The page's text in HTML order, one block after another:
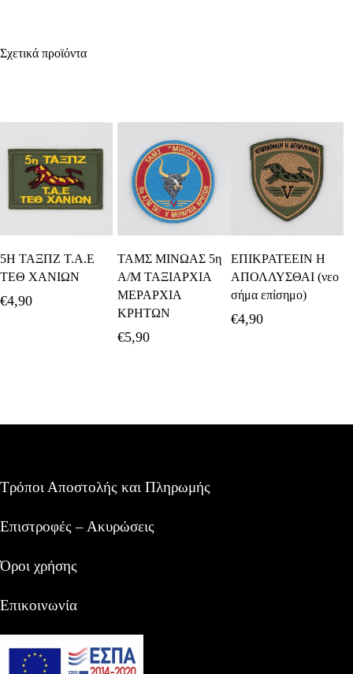
Σχετικά προϊόντα
Καλάθι
5Η ΤΑΞΠΖ Τ.Α.Ε
ΤΕΘ ΧΑΝΙΩΝ
€4,90
Καλάθι
ΤΑΜΣ ΜΙΝΩΑΣ 5η
Α/Μ ΤΑΞΙΑΡΧΙΑ
ΜΕΡΑΡΧΙΑ
ΚΡΗΤΩΝ
€5,90
Καλάθι
ΕΠΙΚΡΑΤΕΕΙΝ Η
ΑΠΟΛΛΥΣΘΑΙ (νεο
σήμα επίσημο)
€4,90
Τρόποι Αποστολής και Πληρωμής
Επιστροφές – Ακυρώσεις
Όροι χρήσης
Επικοινωνία